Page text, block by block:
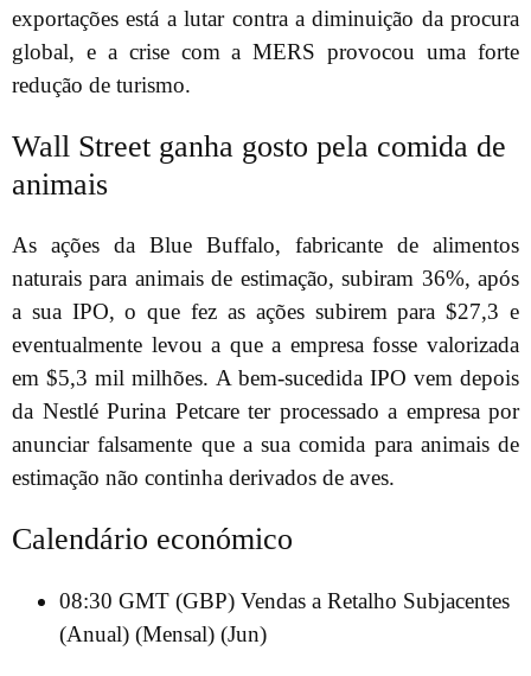
exportações está a lutar contra a diminuição da procura
global, e a crise com a MERS provocou uma forte
redução de turismo.
Wall Street ganha gosto pela comida de
animais
As ações da Blue Buffalo, fabricante de alimentos
naturais para animais de estimação, subiram 36%, após
a sua IPO, o que fez as ações subirem para $27,3 e
eventualmente levou a que a empresa fosse valorizada
em $5,3 mil milhões. A bem-sucedida IPO vem depois
da Nestlé Purina Petcare ter processado a empresa por
anunciar falsamente que a sua comida para animais de
estimação não continha derivados de aves.
Calendário económico
08:30 GMT (GBP) Vendas a Retalho Subjacentes
(Anual) (Mensal) (Jun)